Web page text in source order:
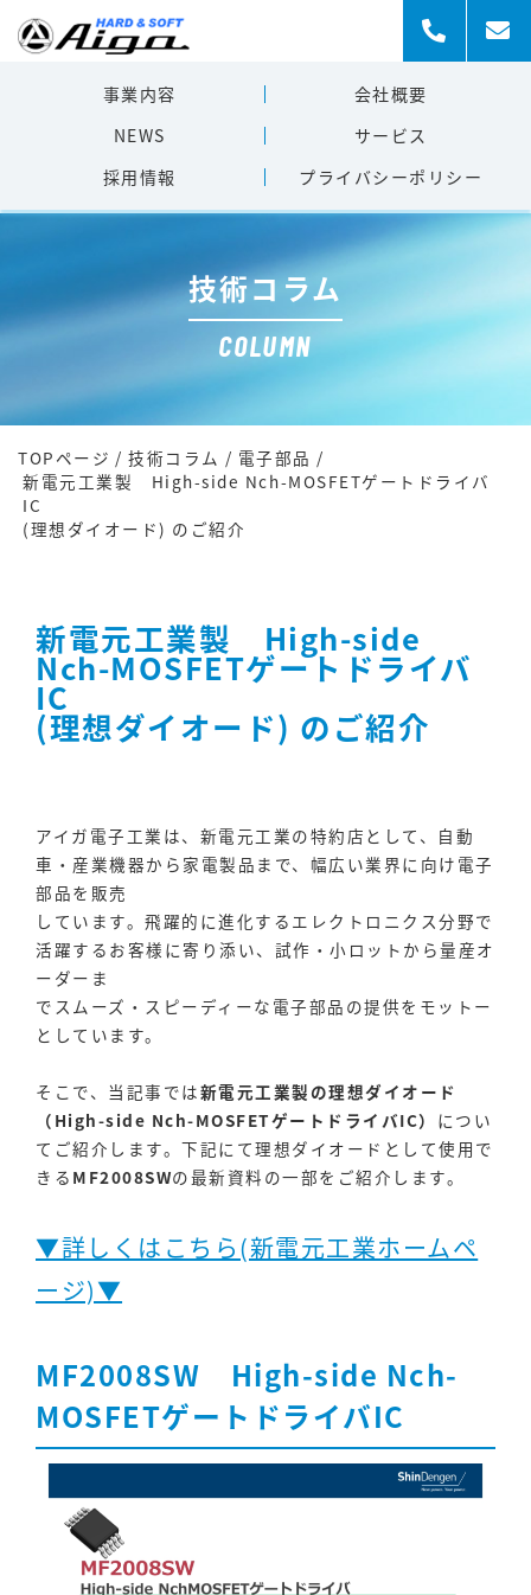
事業内容
会社概要
NEWS
サービス
採用情報
プライバシーポリシー
技術コラム
COLUMN
TOPページ / 技術コラム / 電子部品 /
新電元工業製 High-side Nch-MOSFETゲートドライバ
IC
(理想ダイオード) のご紹介
新電元工業製 High-side
Nch-MOSFETゲートドライバ
IC
(理想ダイオード) のご紹介
アイガ電子工業は、新電元工業の特約店として、自動
車・産業機器から家電製品まで、幅広い業界に向け電子
部品を販売
しています。飛躍的に進化するエレクトロニクス分野で
活躍するお客様に寄り添い、試作・小ロットから量産オ
ーダーま
でスムーズ・スピーディーな電子部品の提供をモットー
としています。
そこで、当記事では新電元工業製の理想ダイオード
（High-side Nch-MOSFETゲートドライバIC） につい
てご紹介します。下記にて理想ダイオードとして使用で
きる MF2008SWの最新資料の一部をご紹介します。
▼詳しくはこちら(新電元工業ホームペ
ージ)▼
MF2008SW High-side Nch-
MOSFETゲートドライバIC